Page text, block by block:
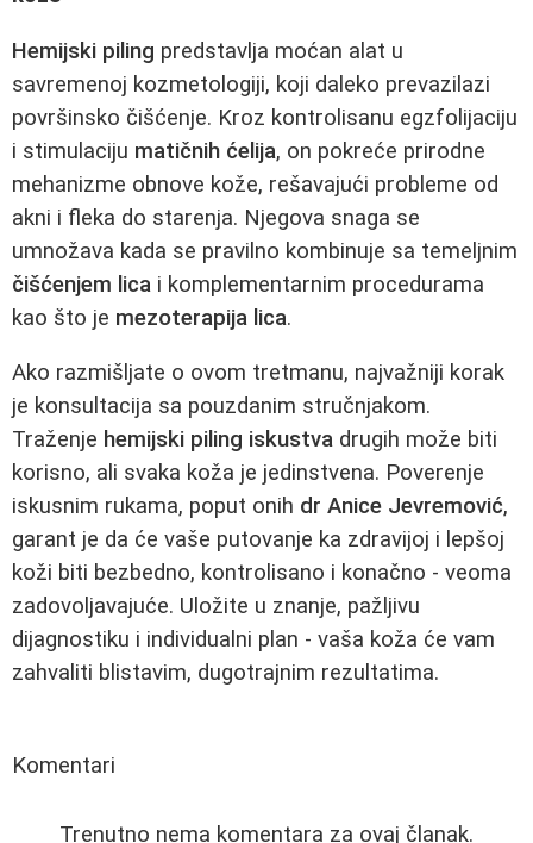
Hemijski piling predstavlja moćan alat u
savremenoj kozmetologiji, koji daleko prevazilazi
površinsko čišćenje. Kroz kontrolisanu egzfolijaciju
i stimulaciju matičnih ćelija, on pokreće prirodne
mehanizme obnove kože, rešavajući probleme od
akni i fleka do starenja. Njegova snaga se
umnožava kada se pravilno kombinuje sa temeljnim
čišćenjem lica i komplementarnim procedurama
kao što je mezoterapija lica.
Ako razmišljate o ovom tretmanu, najvažniji korak
je konsultacija sa pouzdanim stručnjakom.
Traženje hemijski piling iskustva drugih može biti
korisno, ali svaka koža je jedinstvena. Poverenje
iskusnim rukama, poput onih dr Anice Jevremović,
garant je da će vaše putovanje ka zdravijoj i lepšoj
koži biti bezbedno, kontrolisano i konačno - veoma
zadovoljavajuće. Uložite u znanje, pažljivu
dijagnostiku i individualni plan - vaša koža će vam
zahvaliti blistavim, dugotrajnim rezultatima.
Komentari
Trenutno nema komentara za ovaj članak.